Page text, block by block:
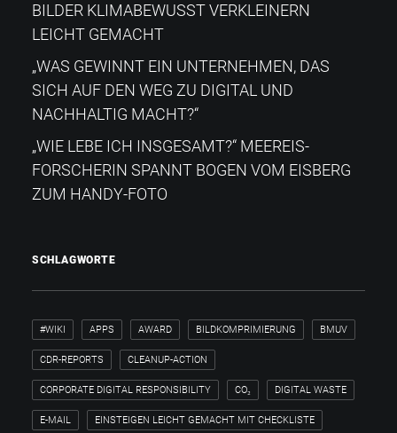
BILDER KLIMABEWUSST VERKLEINERN
LEICHT GEMACHT
„WAS GEWINNT EIN UNTERNEHMEN, DAS
SICH AUF DEN WEG ZU DIGITAL UND
NACHHALTIG MACHT?“
„WIE LEBE ICH INSGESAMT?“​ MEEREIS-
FORSCHERIN SPANNT BOGEN VOM EISBERG
ZUM HANDY-FOTO
SCHLAGWORTE
#WIKI APPS AWARD BILDKOMPRIMIERUNG BMUV
CDR-REPORTS CLEANUP-ACTION
CORPORATE DIGITAL RESPONSIBILITY CO₂ DIGITAL WASTE
E-MAIL EINSTEIGEN LEICHT GEMACHT MIT CHECKLISTE